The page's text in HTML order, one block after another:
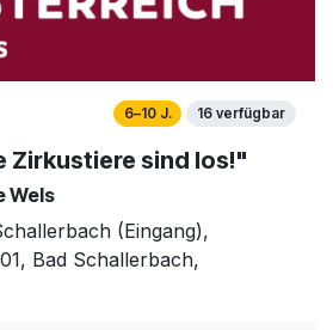
6–10 J. 16 verfügbar
Zirkustiere sind los!"
Wels
(Eingang),
Bad Schallerbach,